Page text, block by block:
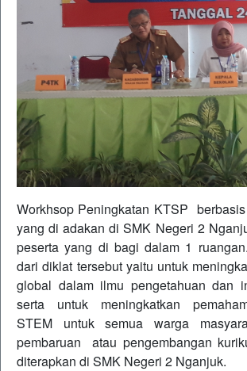
Workhsop Peningkatan KTSP
yang di adakan di SMK Negeri 2
peserta yang di bagi dalam 1
dari diklat tersebut yaitu untuk
global dalam ilmu pengetahuan dan
serta untuk meningkatkan
STEM untuk semua warga
pembaruan atau pengembangan
diterapkan di SMK Negeri 2 Nganjuk.